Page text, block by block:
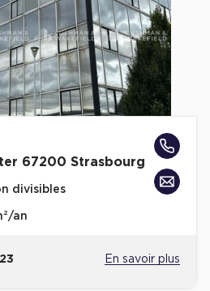
67200 Strasbourg
divisibles
an
En savoir plus